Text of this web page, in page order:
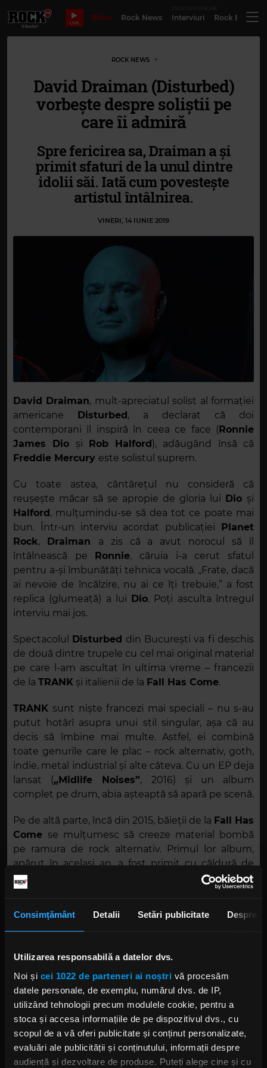
Consimțământ Detalii Setări publicitate Despre
Utilizarea responsabilă a datelor dvs.
Noi și cei 1022 de parteneri ai noștri vă procesăm
datele personale, de exemplu, numărul dvs. de IP,
utilizând tehnologii precum modulele cookie, pentru a
stoca și accesa informațiile de pe dispozitivul dvs., cu
scopul de a vă oferi publicitate și conținut personalizate,
evaluări ale publicității și conținutului, informații despre
audiență și dezvoltare de produse. Puteți alege cine și cu
LIVE
Bilete Rock News Interviuri Rock
ROCK NEWS
David Draiman (Disturbed)
vorbește despre soliștii pe
care îi admiră
Spre fericirea sa, Draiman a și
primit sfaturi de la unul dintre
idolii săi. Iată cum povestește
artistul întâlnirea.
VINERI, 14 IUNIE 2019
David Draiman, mult-apreciatul solist al formației
americane Disturbed, a declarat că doi
contemporani îl inspiră în ceea ce face (Ronnie
James Dio și Rob Halford), adăugând însă că
Freddie Mercury este solistul suprem.
Cu toate astea, cântărețul nu consideră că
reușește măcar să se apropie de gloria lui Dio și
Halford, mulțumindu-se să dea tot ce poate mai
bun. Într-un interviu acordat publicației Planet
Rock, Draiman a zis că a avut norocul să îl
întâlnească pe Ronnie, căruia i-a cerut sfatul
pentru a-și îmbunătăți tehnica vocală. „Frate, dacă
ai nevoie de încălzire, nu ai ce îți trebuie,” a fost
replica (glumeață) a lui Dio. Poți asculta întregul
interviu mai jos.
Spectacolul Disturbed din București va fi deschis
de două dintre trupele cu cel mai original material
pe care l-am ascultat în ultima vreme – francezii
de la TRANK și italienii de la Fall Has Come.
TRANK sunt niște francezi mai speciali – nu s-au
putut hotărî asupra unui stil singular, așa că au
decis să îmbine mai multe. Astfel, ei combină
toate genurile care le plac – rock alternativ, goth,
indie, metal industrial și alte câteva. Cu un EP deja
lansat („Midlife Noises”, 2016) și un album
complet pe drum, abia așteaptă să apară pe scenă.
Pe de altă parte, încă din 2015, băieții de la Fall Has
Come se mulțumesc să creeze material bombă
pe ramura de rock alternativ. Primul lor album,
apărut în același an, a fost primit cu căldură de
publicul italian și de cel internațional.
sus ne vom întâlni pe 27 iunie la Arenele Romane
din București.
Foto: Facebook